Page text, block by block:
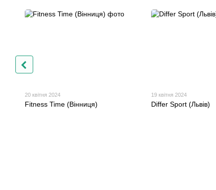
20 квітня 2024
Fitness Time (Вінниця)
19 квітня 2024
Differ Sport (Львів)